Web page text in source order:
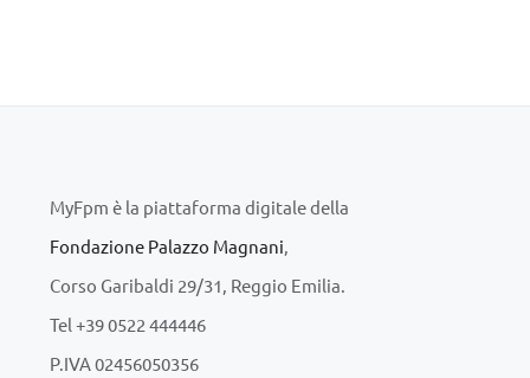
MyFpm è la piattaforma digitale della
Fondazione Palazzo Magnani,
Corso Garibaldi 29/31, Reggio Emilia.
Tel +39 0522 444446
P.IVA 02456050356